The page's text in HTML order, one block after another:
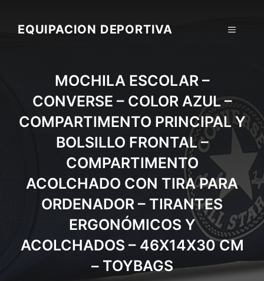
contentEQUIPACION DEPORTIVA MENU
MOCHILA ESCOLAR –
CONVERSE – COLOR AZUL –
COMPARTIMENTO PRINCIPAL Y
BOLSILLO FRONTAL –
COMPARTIMENTO
ACOLCHADO CON TIRA PARA
ORDENADOR – TIRANTES
ERGONÓMICOS Y
ACOLCHADOS – 46X14X30 CM
– TOYBAGS